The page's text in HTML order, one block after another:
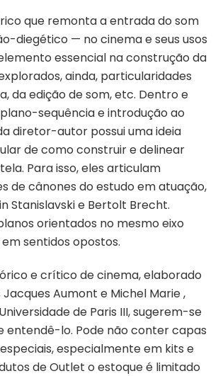
que remonta a entrada do som
diegético — no cinema e seus usos
essencial na construção da
ainda, particularidades
da edição de som, etc. Dentro e
sequência e introdução ao
diretor-autor possui uma ideia
de como construir e delinear
Para isso, eles articulam
de cânones do estudo em atuação,
Stanislavski e Bertolt Brecht.
orientados no mesmo eixo
sentidos opostos.
e crítico de cinema, elaborado
Aumont e Michel Marie ,
de Paris III, sugerem-se
entendê-lo. Pode não conter capas
especialmente em kits e
de Outlet o estoque é limitado